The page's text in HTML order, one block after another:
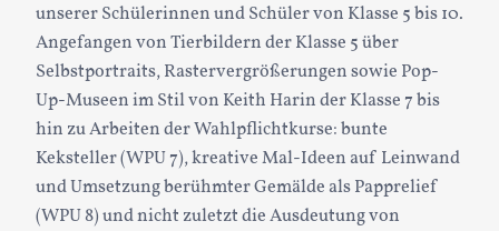
unserer Schülerinnen und Schüler von Klasse 5 bis 10.
Angefangen von Tierbildern der Klasse 5 über
Selbstportraits, Rastervergrößerungen sowie Pop-
Up-Museen im Stil von Keith Harin der Klasse 7 bis
hin zu Arbeiten der Wahlpflichtkurse: bunte
Keksteller (WPU 7), kreative Mal-Ideen auf Leinwand
und Umsetzung berühmter Gemälde als Papprelief
(WPU 8) und nicht zuletzt die Ausdeutung von